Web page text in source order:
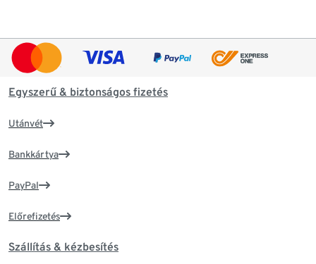
Egyszerű & biztonságos fizetés
Utánvét
Bankkártya
PayPal
Előrefizetés
Szállítás & kézbesítés